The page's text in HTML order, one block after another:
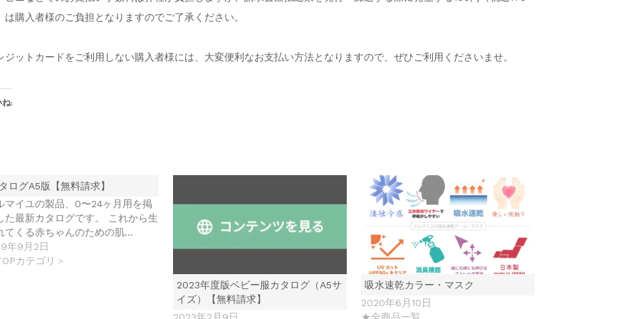
は購入者様のご負担となりますのでご了承ください。
ジットカードをご利用しない購入者様には、大変便利なお支払い方法となりますので、ぜひご利用くださいませ。
:
ログA5版【無料請求】
マイユの製品、0〜24ヶ月用を掲
た最新カタログです。 これから生
てくる赤ちゃんのための肌…
年9月2日
カテゴリ＞
2023年度版ベビー服カタログ（A5サ
イズ）【無料請求】
吸水速乾カラー・マスク
2020年6月10日